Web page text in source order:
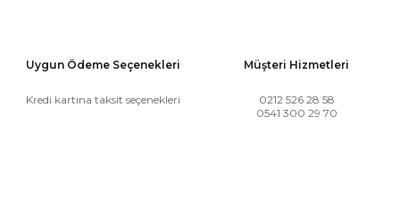
Uygun Ödeme Seçenekleri
Kredi kartına taksit seçenekleri
Müşteri Hizmetleri
0212 526 28 58
0541 300 29 70